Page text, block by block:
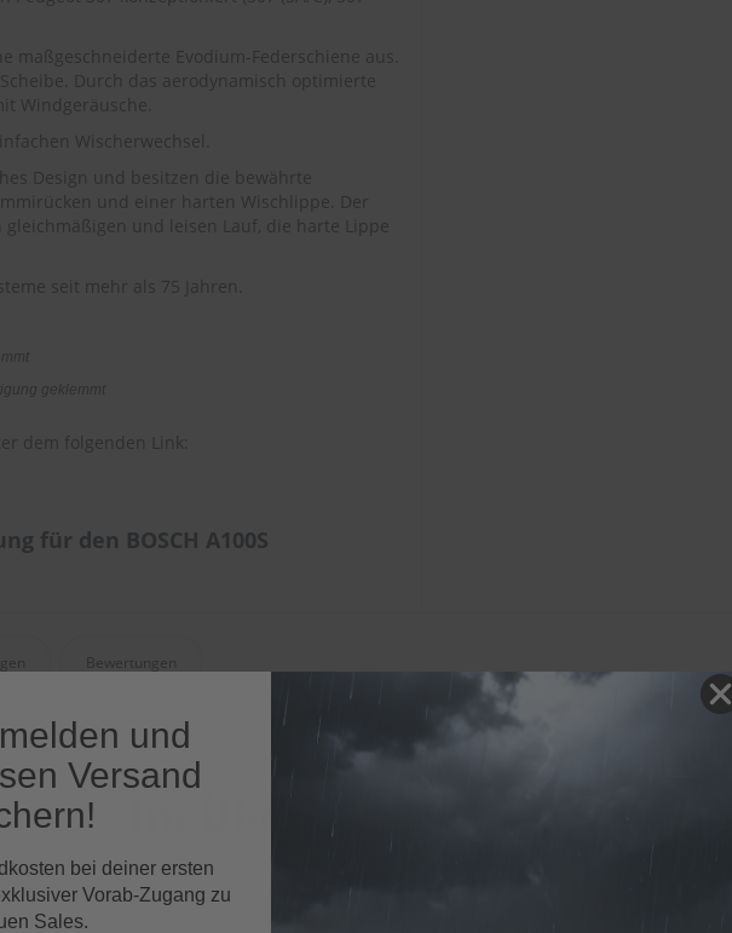
maßgeschneiderte Evodium-Federschiene aus.
Durch das aerodynamisch optimierte
Windgeräusche.
Wischerwechsel.
Design und besitzen die bewährte
und einer harten Wischlippe. Der
und leisen Lauf, die harte Lippe
seit mehr als 75 Jahren.
geklemmt
dem folgenden Link:
für den BOSCH A100S
Bewertungen
Im Überblick
und
Versand
bei deiner ersten
Vorab-Zugang zu
Sales.